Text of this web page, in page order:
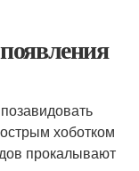
хоботком
прокалывают